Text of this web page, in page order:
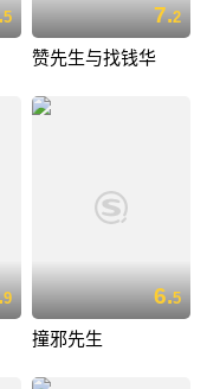
5 7.2
赞先生与找钱华
9 6.5
撞邪先生